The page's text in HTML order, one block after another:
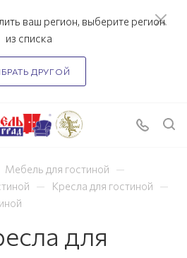
ваш регион, выберите регион
из списка
ДРУГОЙ
Мебель для гостиной —
— Кресла для гостиной —
для